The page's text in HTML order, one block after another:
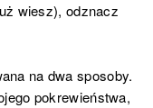
wiesz), odznacz
na dwa sposoby.
pokrewieństwa,